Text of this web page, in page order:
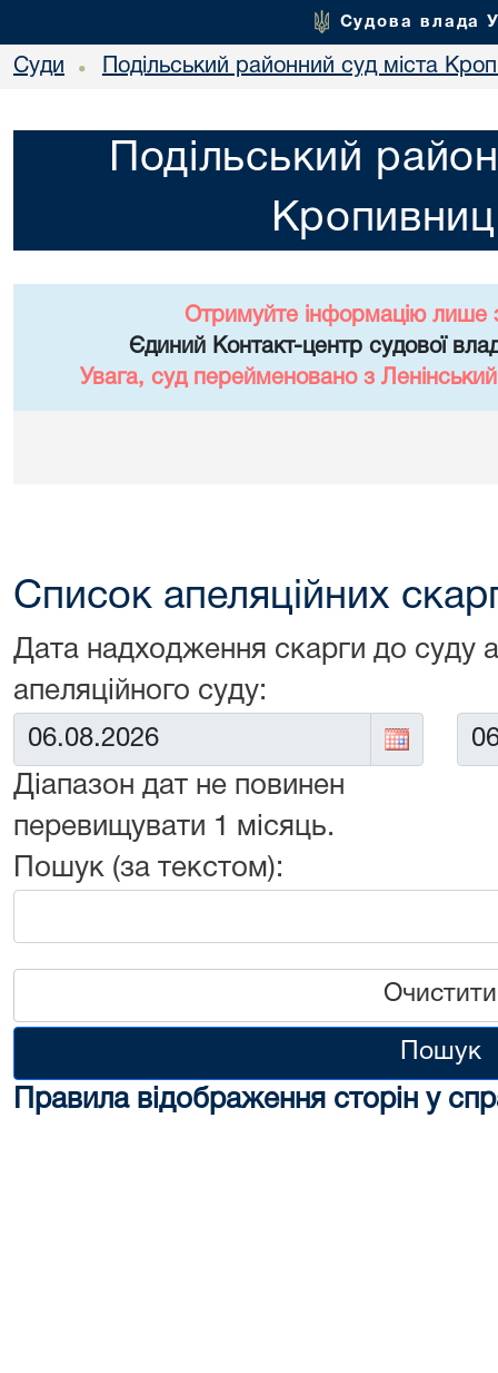
Судова влада
Суди • Подільський районний суд міста
Подільський
Отримуйте інформацію лише
Єдиний Контакт-центр судової
Увага, суд перейменовано з
Список апеляційних
Дата надходження скарги до суду
апеляційного суду:
Від:
Діапазон дат не повинен
перевищувати 1 місяць.
До:
Пошук (за текстом):
Очистити
Пошук
Правила відображення сторін у